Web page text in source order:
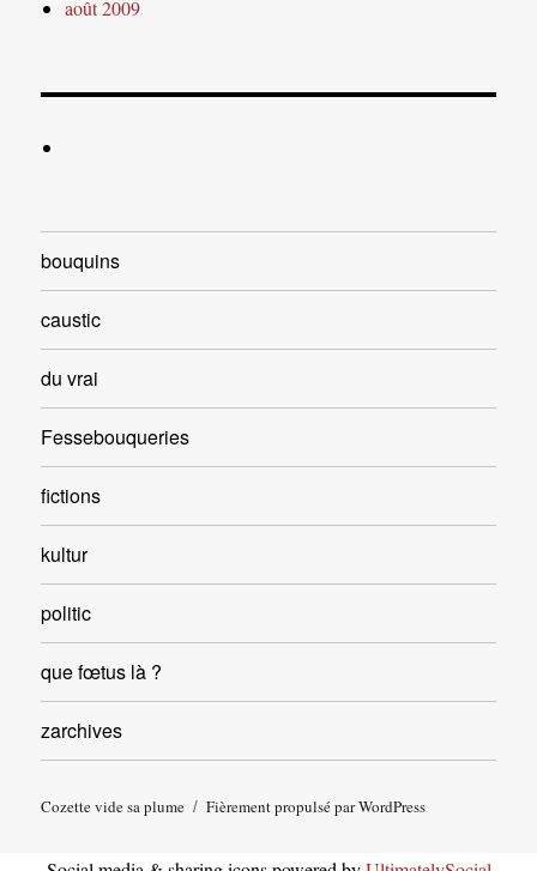
août 2009
bouquins
caustic
du vrai
Fessebouqueries
fictions
kultur
politic
que fœtus là ?
zarchives
Cozette vide sa plume Fièrement propulsé par WordPress